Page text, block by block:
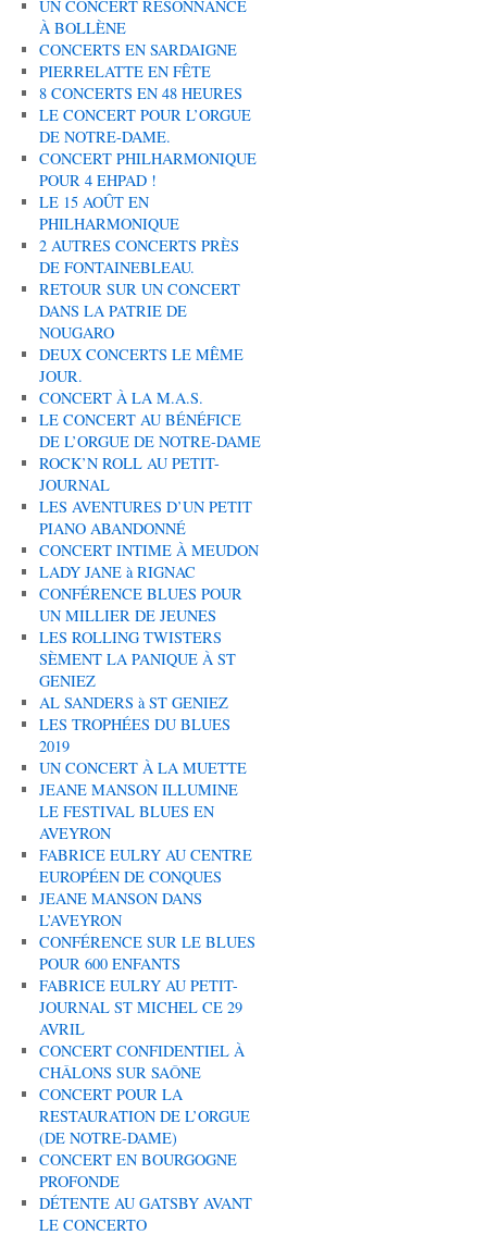
UN CONCERT RÉSONNANCE
À BOLLÈNE
CONCERTS EN SARDAIGNE
PIERRELATTE EN FÊTE
8 CONCERTS EN 48 HEURES
LE CONCERT POUR L’ORGUE
DE NOTRE-DAME.
CONCERT PHILHARMONIQUE
POUR 4 EHPAD !
LE 15 AOÛT EN
PHILHARMONIQUE
2 AUTRES CONCERTS PRÈS
DE FONTAINEBLEAU.
RETOUR SUR UN CONCERT
DANS LA PATRIE DE
NOUGARO
DEUX CONCERTS LE MÊME
JOUR.
CONCERT À LA M.A.S.
LE CONCERT AU BÉNÉFICE
DE L’ORGUE DE NOTRE-DAME
ROCK’N ROLL AU PETIT-
JOURNAL
LES AVENTURES D’UN PETIT
PIANO ABANDONNÉ
CONCERT INTIME À MEUDON
LADY JANE à RIGNAC
CONFÉRENCE BLUES POUR
UN MILLIER DE JEUNES
LES ROLLING TWISTERS
SÈMENT LA PANIQUE À ST
GENIEZ
AL SANDERS à ST GENIEZ
LES TROPHÉES DU BLUES
2019
UN CONCERT À LA MUETTE
JEANE MANSON ILLUMINE
LE FESTIVAL BLUES EN
AVEYRON
FABRICE EULRY AU CENTRE
EUROPÉEN DE CONQUES
JEANE MANSON DANS
L’AVEYRON
CONFÉRENCE SUR LE BLUES
POUR 600 ENFANTS
FABRICE EULRY AU PETIT-
JOURNAL ST MICHEL CE 29
AVRIL
CONCERT CONFIDENTIEL À
CHÂLONS SUR SAÔNE
CONCERT POUR LA
RESTAURATION DE L’ORGUE
(DE NOTRE-DAME)
CONCERT EN BOURGOGNE
PROFONDE
DÉTENTE AU GATSBY AVANT
LE CONCERTO